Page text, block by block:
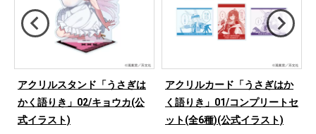
アクリルスタンド「うさぎは
かく語りき」02/キョウカ(公
式イラスト)
アクリルカード「うさぎはか
く語りき」01/コンプリートセ
ット(全6種)(公式イラスト)